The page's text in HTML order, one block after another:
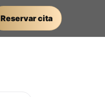
Reservar cita